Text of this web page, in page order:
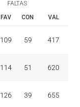
FALTAS
VAL
FAV CON
109 59 417
114 51 620
126 39 655